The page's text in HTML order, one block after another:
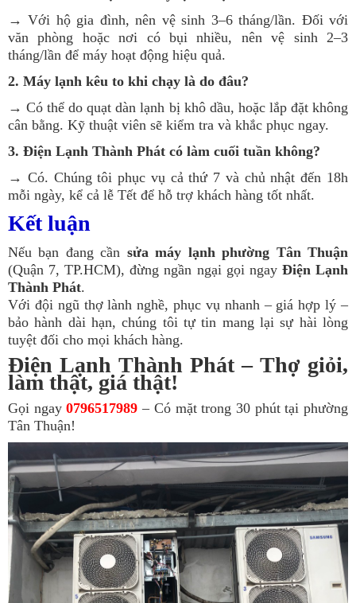
→ Với hộ gia đình, nên vệ sinh 3–6 tháng/lần. Đối với
văn phòng hoặc nơi có bụi nhiều, nên vệ sinh 2–3
tháng/lần để máy hoạt động hiệu quả.
2. Máy lạnh kêu to khi chạy là do đâu?
→ Có thể do quạt dàn lạnh bị khô dầu, hoặc lắp đặt không
cân bằng. Kỹ thuật viên sẽ kiểm tra và khắc phục ngay.
3. Điện Lạnh Thành Phát có làm cuối tuần không?
→ Có. Chúng tôi phục vụ cả thứ 7 và chủ nhật đến 18h
mỗi ngày, kể cả lễ Tết để hỗ trợ khách hàng tốt nhất.
Kết luận
Nếu bạn đang cần sửa máy lạnh phường Tân Thuận
(Quận 7, TP.HCM), đừng ngần ngại gọi ngay Điện Lạnh
Thành Phát.
Với đội ngũ thợ lành nghề, phục vụ nhanh – giá hợp lý –
bảo hành dài hạn, chúng tôi tự tin mang lại sự hài lòng
tuyệt đối cho mọi khách hàng.
Điện Lạnh Thành Phát – Thợ giỏi,
làm thật, giá thật!
Gọi ngay0796517989 – Có mặt trong 30 phút tại phường
Tân Thuận!